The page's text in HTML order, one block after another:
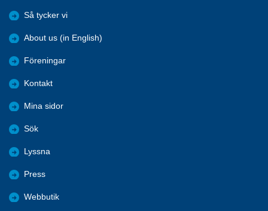
Så tycker vi
About us (in English)
Föreningar
Kontakt
Mina sidor
Sök
Lyssna
Press
Webbutik